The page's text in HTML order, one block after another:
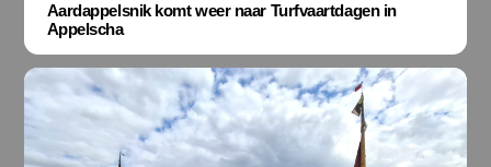
Aardappelsnik komt weer naar Turfvaartdagen in
Appelscha